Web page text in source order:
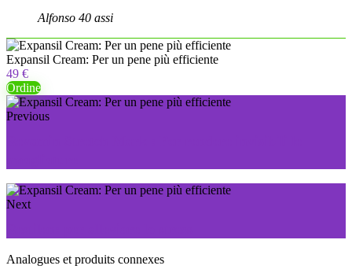
Alfonso 40 assi
Expansil Cream: Per un pene più efficiente
49 €
Ordine
Previous
Next
Analogues et produits connexes